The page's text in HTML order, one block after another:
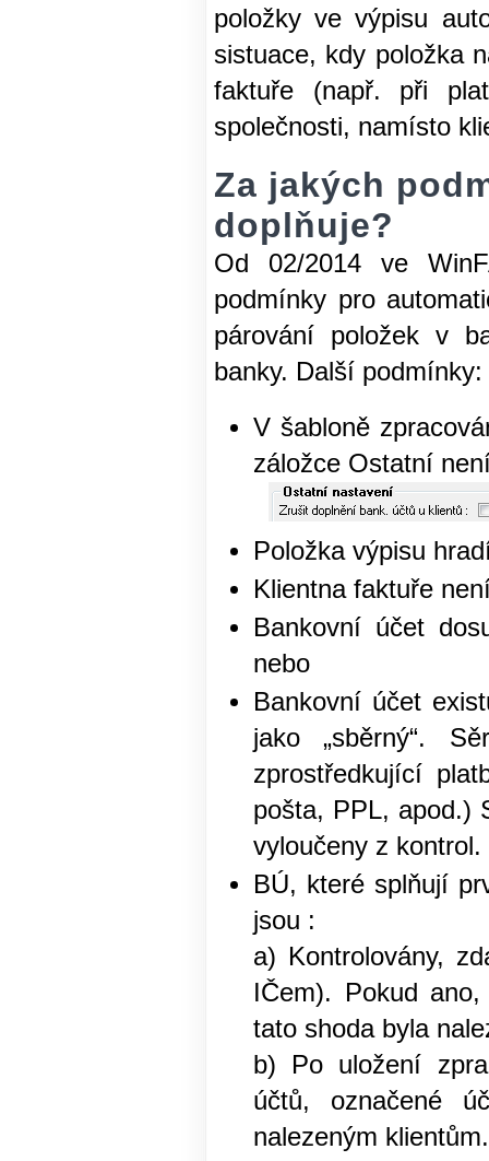
položky ve výpisu
sistuace, kdy položka
faktuře (např. při
společnosti, namísto
Za jakých
doplňuje?
Od 02/2014 ve
podmínky pro
párování položek v
banky. Další podmínky:
V šabloně
záložce Ostatní
Položka výpisu
Klientna faktuře
Bankovní účet
nebo
Bankovní účet
jako „sběrný“.
zprostředkující
pošta, PPL, apod.)
vyloučeny z kontrol.
BÚ, které splňují
jsou :
a) Kontrolovány,
IČem). Pokud
tato shoda byla
b) Po uložení
účtů, označené
nalezeným